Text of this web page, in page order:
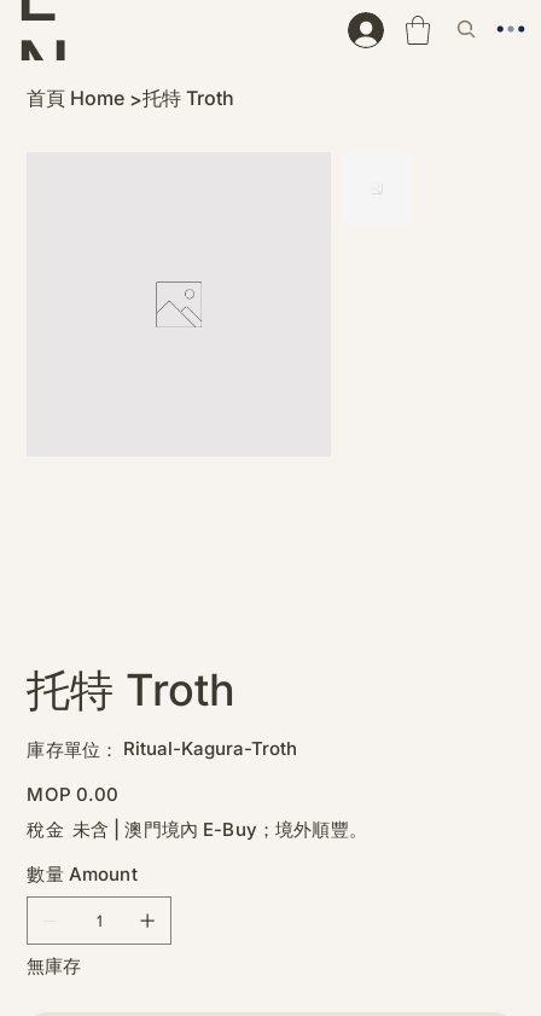
N
D
首頁 Home >托特 Troth
托特 Troth
庫存單位：
SKU
Ritual-
Ritual-Kagura-Troth
價
格
MOP 0.00
稅金 未含
澳門境內 E-Buy；境外順豐。
數量 Amount
無庫存